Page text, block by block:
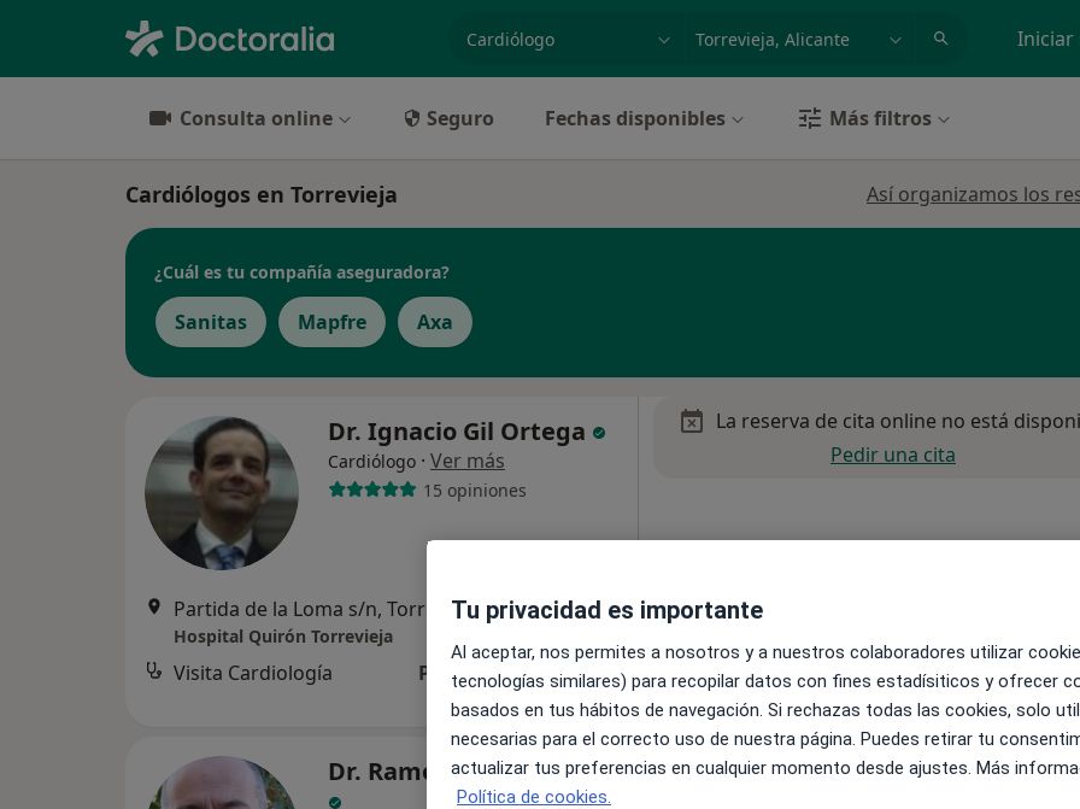
especialidad, enfermedad o nombre Iniciar
Consulta online Seguro Fechas disponibles Más filtros
Cardiólogos en Torrevieja Así organizamos los
¿Cuál es tu compañía aseguradora?
Sanitas Mapfre Axa
Dr. Ignacio Gil Ortega
Cardiólogo · Ver más
15 opiniones
Partida de la Loma s/n, Torrevieja •Mapa
Hospital Quirón Torrevieja
Visita Cardiología Precio sin especificar
La reserva de cita online no está
Pedir una cita
Dr. Ramon Lopez Palop
La reserva de cita online no está
Tu privacidad es importante
Al aceptar, nos permites a nosotros y a nuestros colaboradores utilizar
tecnologías similares) para recopilar datos con fines estadísiticos y ofrecer
basados en tus hábitos de navegación. Si rechazas todas las cookies, solo
necesarias para el correcto uso de nuestra página. Puedes retirar tu
actualizar tus preferencias en cualquier momento desde ajustes. Más
Política de cookies.